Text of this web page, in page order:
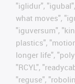
"iglidur",
what moves",
"iguversum",
plastics",
longer life",
"RCYL",
"reguse",